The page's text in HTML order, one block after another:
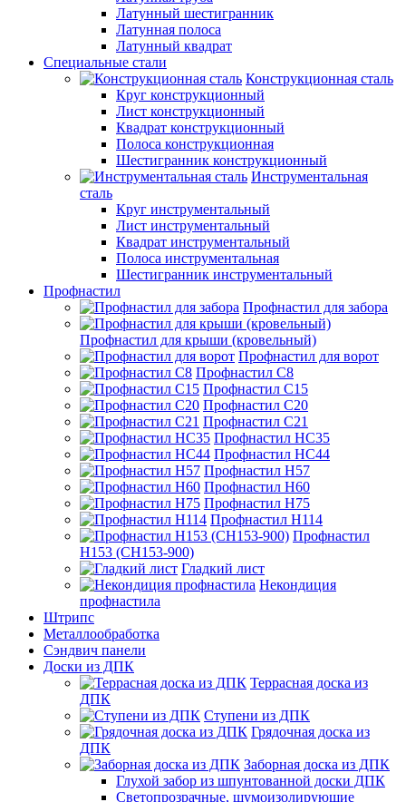
Латунный шестигранник
Латунная полоса
Латунный квадрат
Специальные стали
Конструкционная сталь
Круг конструкционный
Лист конструкционный
Квадрат конструкционный
Полоса конструкционная
Шестигранник конструкционный
Инструментальная
сталь
Круг инструментальный
Лист инструментальный
Квадрат инструментальный
Полоса инструментальная
Шестигранник инструментальный
Профнастил
Профнастил для забора
Профнастил для крыши (кровельный)
Профнастил для ворот
Профнастил С8
Профнастил С15
Профнастил С20
Профнастил С21
Профнастил НС35
Профнастил НС44
Профнастил Н57
Профнастил Н60
Профнастил Н75
Профнастил Н114
Профнастил
Н153 (СН153-900)
Гладкий лист
Некондиция
профнастила
Штрипс
Металлообработка
Сэндвич панели
Доски из ДПК
Террасная доска из
ДПК
Ступени из ДПК
Грядочная доска из
ДПК
Заборная доска из ДПК
Глухой забор из шпунтованной доски ДПК
Светопрозрачные, шумоизолирующие